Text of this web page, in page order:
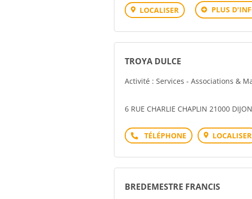
LOCALISER PLUS
TROYA DULCE
Activité : Services - Associations &
6 RUE CHARLIE CHAPLIN 21000 DIJON
Téléphone LOCALISER
BREDEMESTRE FRANCIS